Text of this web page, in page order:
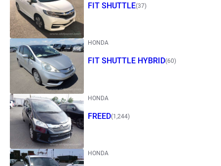
FIT SHUTTLE(37)
HONDA
FIT SHUTTLE HYBRID(60)
HONDA
FREED(1,244)
HONDA